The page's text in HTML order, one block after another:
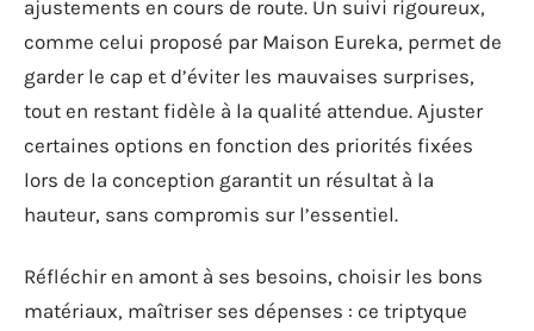
ajustements en cours de route. Un suivi rigoureux,
comme celui proposé par Maison Eureka, permet de
garder le cap et d’éviter les mauvaises surprises,
tout en restant fidèle à la qualité attendue. Ajuster
certaines options en fonction des priorités fixées
lors de la conception garantit un résultat à la
hauteur, sans compromis sur l’essentiel.
Réfléchir en amont à ses besoins, choisir les bons
matériaux, maîtriser ses dépenses : ce triptyque